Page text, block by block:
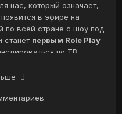
находясь в одном
лишь подать заявку
великой истории!
множество
собой уникальный набор
со способным
реальным
нас, который означает,
появится в эфире на
по всей стране с шоу под
станет первым Role Play
по ТВ.
совершенно новый
проделанный в течение
где мы есть сейчас.